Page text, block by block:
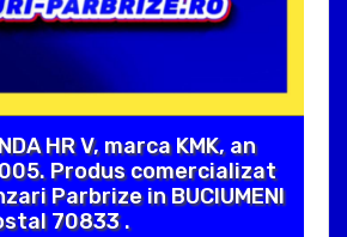
HR V, marca KMK, an
Produs comercializat
Parbrize in BUCIUMENI
70833 .